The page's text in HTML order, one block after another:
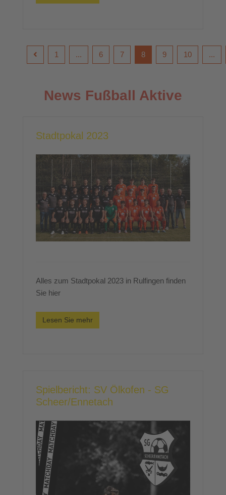
1 ... 6 7 8 9 10 ...
News Fußball Aktive
Stadtpokal 2023
Alles zum Stadtpokal 2023 in Rulfingen finden
Sie hier
Lesen Sie mehr
Spielbericht: SV Ölkofen - SG
Scheer/Ennetach